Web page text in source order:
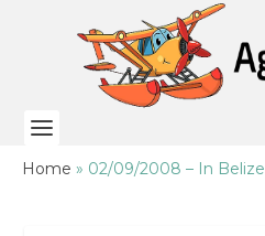
Home » 02/09/2008 – In Belize